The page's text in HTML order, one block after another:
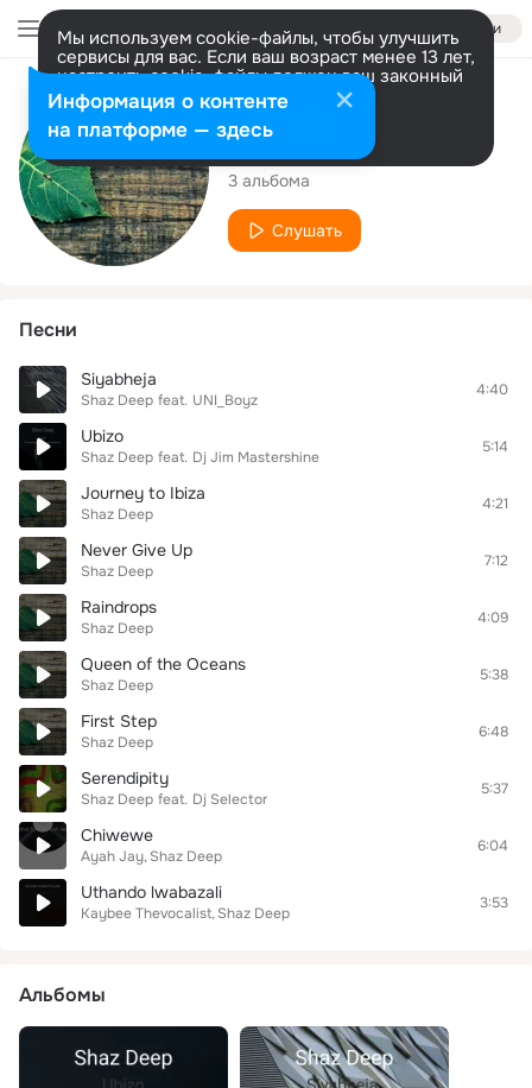
Войти
Мы используем cookie-файлы, чтобы улучшить
сервисы для вас. Если ваш возраст менее 13 лет,
настроить cookie-файлы должен ваш законный
представитель. Больше информации
Разрешить все Настроить
Исполнитель
Shaz Deep
3 альбома
Слушать
Песни
Siyabheja
Shaz Deep feat. UNI_Boyz
4:40
Ubizo
Shaz Deep feat. Dj Jim Mastershine
5:14
Journey to Ibiza
Shaz Deep
4:21
Never Give Up
Shaz Deep
7:12
Raindrops
Shaz Deep
4:09
Queen of the Oceans
Shaz Deep
5:38
First Step
Shaz Deep
6:48
Serendipity
Shaz Deep feat. Dj Selector
5:37
Chiwewe
Ayah Jay Shaz Deep
6:04
Uthando lwabazali
Kaybee Thevocalist Shaz Deep
3:53
Альбомы
Информация о контенте
на платформе — здесь